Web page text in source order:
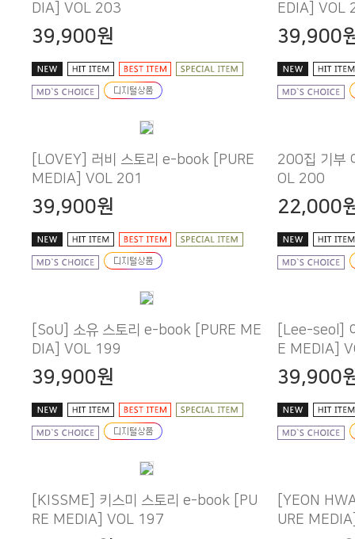
DIA] VOL 203
39,900원
EDIA] VOL
39,900
MEDIA] VOL 201
39,900원
OL 200
22,000
DIA] VOL 199
39,900원
E MEDIA]
39,900
RE MEDIA] VOL 197 URE